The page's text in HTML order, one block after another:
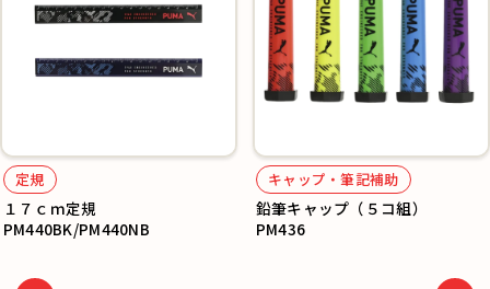
定規
１７ｃｍ定規
PM440BK/PM440NB
キャップ・筆記補助
鉛筆キャップ（５コ組）
PM436